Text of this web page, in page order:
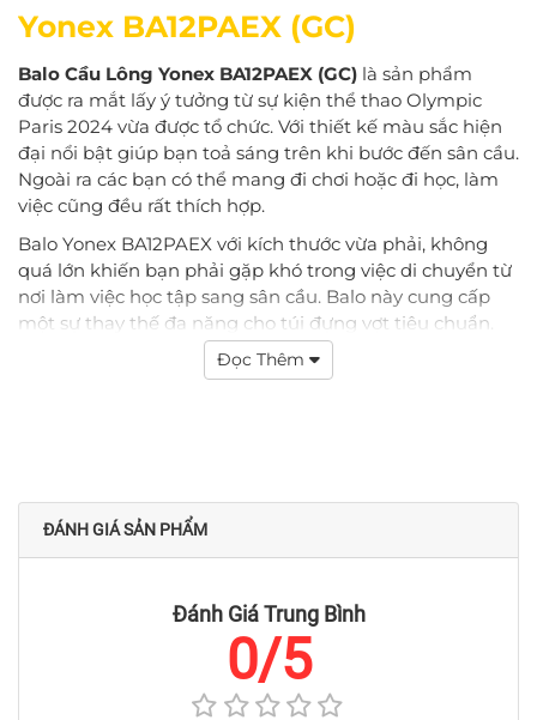
Yonex BA12PAEX (GC)
Balo Cầu Lông Yonex BA12PAEX (GC) là sản phẩm
được ra mắt lấy ý tưởng từ sự kiện thể thao Olympic
Paris 2024 vừa được tổ chức. Với thiết kế màu sắc hiện
đại nổi bật giúp bạn toả sáng trên khi bước đến sân cầu.
Ngoài ra các bạn có thể mang đi chơi hoặc đi học, làm
việc cũng đều rất thích hợp.
Balo Yonex BA12PAEX với kích thước vừa phải, không
quá lớn khiến bạn phải gặp khó trong việc di chuyển từ
nơi làm việc học tập sang sân cầu. Balo này cung cấp
một sự thay thế đa năng cho túi đựng vợt tiêu chuẩn.
Có thể chứa tối đa 2 vợt và có thêm không gian cho các
vật dụng cá nhân, bao gồm cả ngăn đựng giày.
Đọc Thêm
ĐÁNH GIÁ SẢN PHẨM
Đánh Giá Trung Bình
0/5